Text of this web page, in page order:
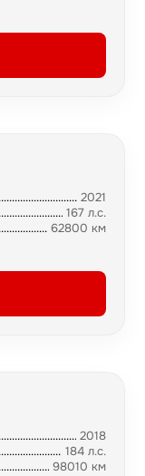
2021
167 л.с.
62800 км
2018
184 л.с.
98010 км